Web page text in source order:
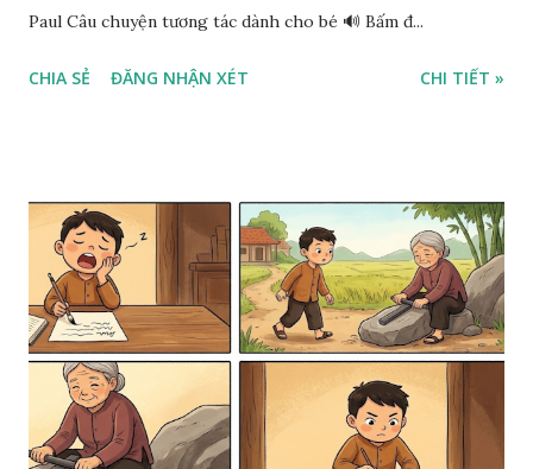
Paul Câu chuyện tương tác dành cho bé 🔊 Bấm đ...
CHIA SẺ ĐĂNG NHẬN XÉT CHI TIẾT »